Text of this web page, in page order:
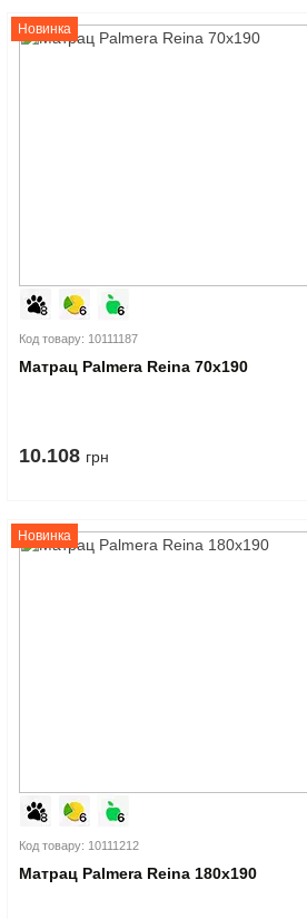
Новинка
Код товару: 10111187
Матрац Palmera Reina 70x190
10.108 грн
Новинка
Код товару: 10111212
Матрац Palmera Reina 180x190